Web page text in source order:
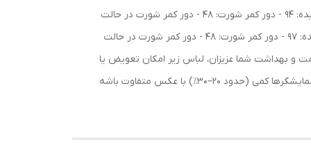
کشیده: 86 - قد فاق: 21 سایز 85: - دور کمر سوتین: 68 - دور کمر سوتین در حالت کشیده: 106 - دور سینه: 76 - دور سینه در حالت کشیده: 94 - دور کمر شورت: 48 - دور کمر شورت در حالت
کشیده: 86 - قد فاق: 21 سایز 90: - دور کمر سوتین: 72 - دور کمر سوتین در حالت کشیده: 108 - دور سینه: 79 - دور سینه در حالت کشیده: 97 - دور کمر شورت: 48 - دور کمر شورت در حالت
سلامت و بهداشت شما عزیزان، لباس زیر امکان تعویض یا
مرجوعی نداره 💕 لطفاً قبل از ثبت سفارش، مشخصات و جدول سایزبندی رو با دقت بررسی کنید. ممکنه رنگ محصول به‌دلیل تفاوت نمایشگرها کمی (حدود ۲۰–۳۰٪) با عکس متفاوت باشه